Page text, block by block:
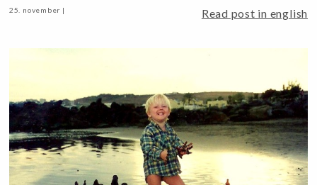
25. november | Read post in english